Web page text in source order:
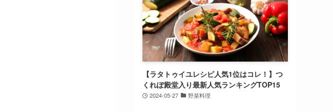
【ラタトゥイユレシピ人気1位はコレ！】つ
くれぽ殿堂入り最新人気ランキングTOP15
2024-05-27 野菜料理